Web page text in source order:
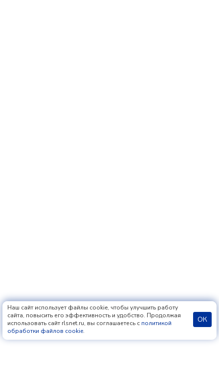
Наш сайт использует файлы cookie, чтобы улучшить работу
сайта, повысить его эффективность и удобство. Продолжая
использовать сайт rlsnet.ru, вы соглашаетесь с политикой
обработки файлов cookie.
ОК